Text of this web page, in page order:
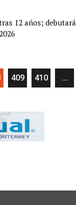
12 años; debutará
(current)
409 410 …